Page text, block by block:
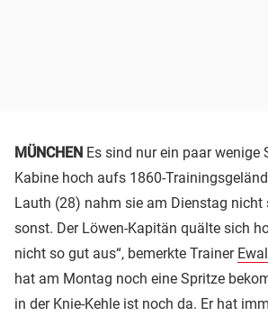
MÜNCHEN Es sind nur ein paar wenige
Kabine hoch aufs 1860-
Lauth (28) nahm sie am Dienstag nicht
sonst. Der Löwen-Kapitän quälte sich
nicht so gut aus“, bemerkte Trainer
hat am Montag noch eine Spritze
in der Knie-Kehle ist noch da. Er hat